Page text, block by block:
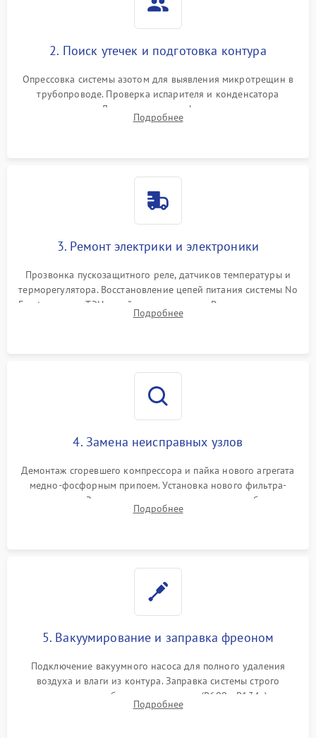
2. Поиск утечек и подготовка контура
Опрессовка системы азотом для выявления микротрещин в
трубопроводе. Проверка испарителя и конденсатора
течеискателем. Демонтаж старого фильтра-осушителя и
продувка капиллярной трубки для устранения засоров.
Подробнее
3. Ремонт электрики и электроники
Прозвонка пускозащитного реле, датчиков температуры и
терморегулятора. Восстановление цепей питания системы No
Frost, включая ТЭН оттайки и вентилятор. Ремонт или замена
платы управления при сбоях алгоритмов.
Подробнее
4. Замена неисправных узлов
Демонтаж сгоревшего компрессора и пайка нового агрегата
медно-фосфорным припоем. Установка нового фильтра-
осушителя. Замена изношенных вентиляторов обдува,
сломанных заслонок или поврежденных дверных петель.
Подробнее
5. Вакуумирование и заправка фреоном
Подключение вакуумного насоса для полного удаления
воздуха и влаги из контура. Заправка системы строго
дозированным объемом хладагента (R600a, R134a) по
электронным весам. Контроль рабочего давления в системе.
Подробнее